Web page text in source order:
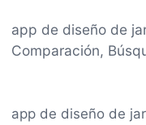
app de diseño de
Comparación,
app de diseño de